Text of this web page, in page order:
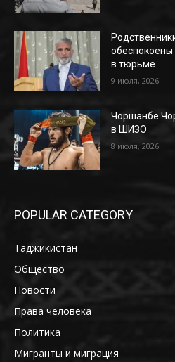
обеспокоены
в тюрьме
9 июля, 2026
Чоршанбе
в ШИЗО
8 июля, 2026
POPULAR CATEGORY
Таджикистан
Общество
Новости
Права человека
Политика
Мигранты и миграция